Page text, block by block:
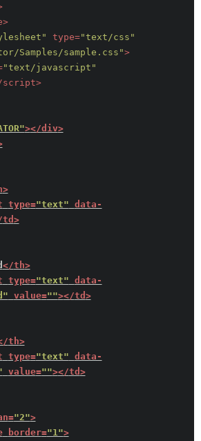
>
type="text/css"
Samples/sample.css">
"text/javascript"
script>
></div>
>
type="text" data-
td >
</th>
type="text" data-
value=""></td >
th>
type="text" data-
value=""></td >
="2">
border="1">